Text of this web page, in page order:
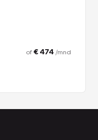
of€ 474 /mnd